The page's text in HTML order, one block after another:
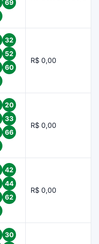
69
32
52
60
R$ 0,00
20
33
66
R$ 0,00
42
44
62
R$ 0,00
30